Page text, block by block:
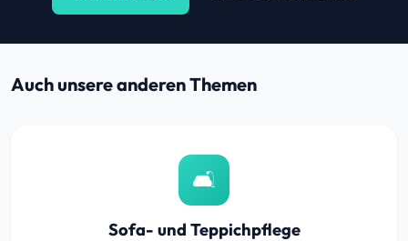
Auch unsere anderen Themen
Sofa- und Teppichpflege